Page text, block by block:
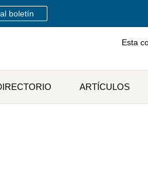
boletín
Esta
ARTÍCULOS